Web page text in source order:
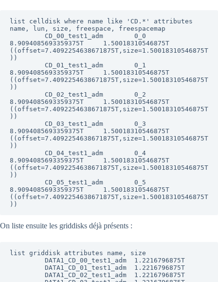
list celldisk where name like 'CD.*' attributes
name, lun, size, freespace, freespacemap
8.9094085693359375T     1.50018310546875T
((offset=7.4092254638671875T,size=1.50018310546875T
))
8.9094085693359375T     1.50018310546875T
((offset=7.4092254638671875T,size=1.50018310546875T
))
8.9094085693359375T     1.50018310546875T
((offset=7.4092254638671875T,size=1.50018310546875T
))
8.9094085693359375T     1.50018310546875T
((offset=7.4092254638671875T,size=1.50018310546875T
))
8.9094085693359375T     1.50018310546875T
((offset=7.4092254638671875T,size=1.50018310546875T
))
8.9094085693359375T     1.50018310546875T
((offset=7.4092254638671875T,size=1.50018310546875T
On liste ensuite les griddisks déjà présents :
list griddisk attributes name, size